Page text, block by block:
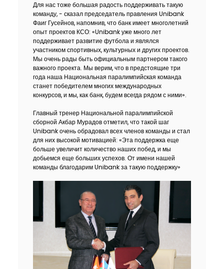
Для нас тоже большая радость поддерживать такую
команду, - сказал председатель правления Unibank
Фаиг Гусейнов, напомнив, что банк имеет многолетний
опыт проектов КСО: «Unibank уже много лет
поддерживает развитие футбола и являлся
участником спортивных, культурных и других проектов.
Мы очень рады быть официальным партнером такого
важного проекта. Мы верим, что в предстоящие три
года наша Национальная паралимпийская команда
станет победителем многих международных
конкурсов, и мы, как банк, будем всегда рядом с ними».
Главный тренер Национальной паралимпийской
сборной Акбар Мурадов отметил, что такой шаг
Unibank очень обрадовал всех членов команды и стал
для них высокой мотивацией: «Эта поддержка еще
больше увеличит количество наших побед, и мы
добьемся еще больших успехов. От имени нашей
команды благодарим Unibank за такую поддержку»